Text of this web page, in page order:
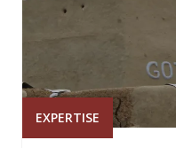
EXPERTISE